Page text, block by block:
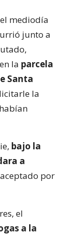
mediodía
junto a
la parcela
Santa
la
bajo la
a
por
el
a la